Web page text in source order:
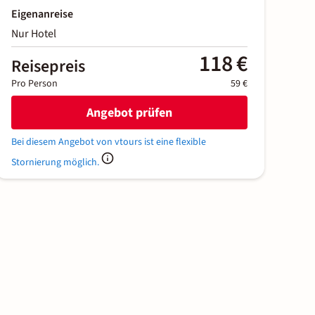
Eigenanreise
Nur Hotel
Reisepreis 118 €
Pro Person 59 €
Angebot prüfen
Bei diesem Angebot von vtours ist eine flexible
Stornierung möglich.